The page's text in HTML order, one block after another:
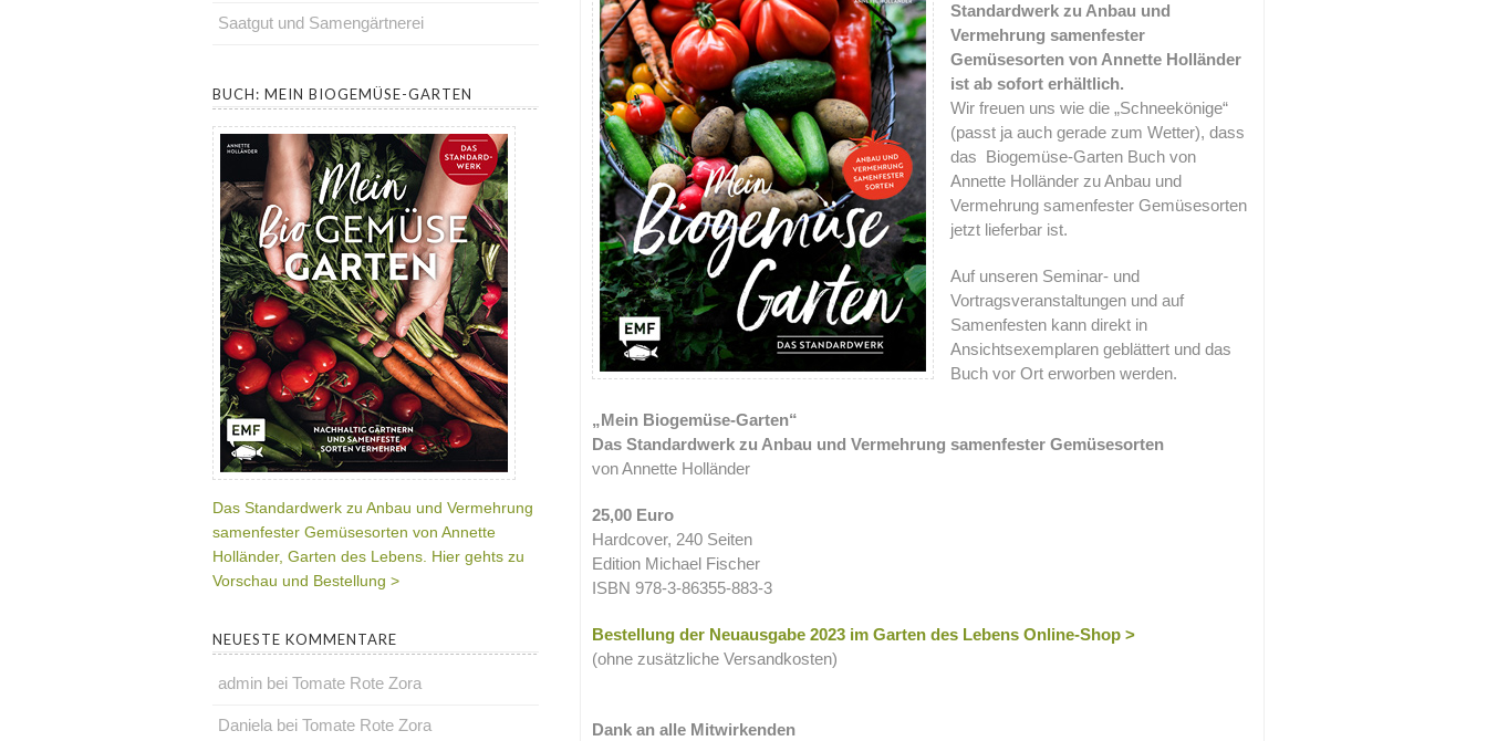
Standardwerk zu Anbau und
Vermehrung samenfester
Gemüsesorten von Annette Holländer
ist ab sofort erhältlich.
Wir freuen uns wie die „Schneekönige“
(passt ja auch gerade zum Wetter), dass
das Biogemüse-Garten Buch von
Annette Holländer zu Anbau und
Vermehrung samenfester Gemüsesorten
jetzt lieferbar ist.
Auf unseren Seminar- und
Vortragsveranstaltungen und auf
Samenfesten kann direkt in
Ansichtsexemplaren geblättert und das
Buch vor Ort erworben werden.
„Mein Biogemüse-Garten“
Das Standardwerk zu Anbau und Vermehrung samenfester Gemüsesorten
von Annette Holländer
25,00 Euro
Hardcover, 240 Seiten
Edition Michael Fischer
ISBN 978-3-86355-883-3
Bestellung der Neuausgabe 2023 im Garten des Lebens Online-Shop >
(ohne zusätzliche Versandkosten)
Dank an alle Mitwirkenden
Saatgut und Samengärtnerei
BUCH: MEIN BIOGEMÜSE-GARTEN
Das Standardwerk zu Anbau und Vermehrung
samenfester Gemüsesorten von Annette
Holländer, Garten des Lebens. Hier gehts zu
Vorschau und Bestellung >
NEUESTE KOMMENTARE
admin bei Tomate Rote Zora
Daniela bei Tomate Rote Zora